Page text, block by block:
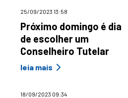
25/09/2023 13:58
Próximo domingo é dia
de escolher um
Conselheiro Tutelar
leia mais
18/09/2023 09:34